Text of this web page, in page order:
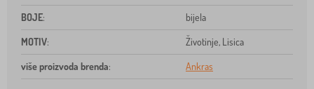
BOJE: bijela
MOTIV: Životinje, Lisica
više proizvoda brenda: Ankras